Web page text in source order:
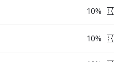
10%
10%